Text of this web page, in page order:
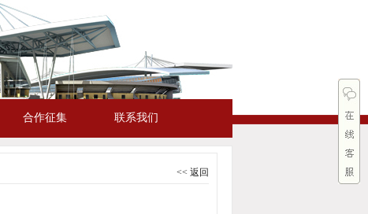
合作征集 联系我们
<< 返回